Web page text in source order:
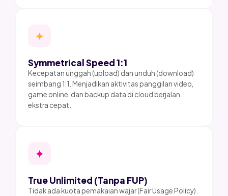
✦
Symmetrical Speed 1:1
Kecepatan unggah (upload) dan unduh (download)
seimbang 1:1. Menjadikan aktivitas panggilan video,
game online, dan backup data di cloud berjalan
ekstra cepat.
✦
True Unlimited (Tanpa FUP)
Tidak ada kuota pemakaian wajar (Fair Usage Policy).